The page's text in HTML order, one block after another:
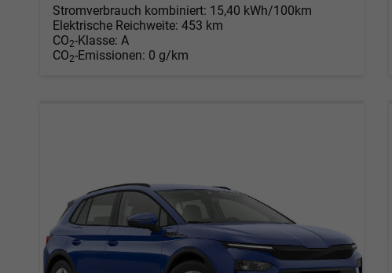
Stromverbrauch kombiniert: 15,40 kWh/100km
Elektrische Reichweite: 453 km
CO2-Klasse: A
CO2-Emissionen: 0 g/km